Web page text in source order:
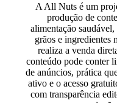
A All Nuts é um
produção de
alimentação
grãos e ingredientes
realiza a venda
conteúdo pode conter
de anúncios, prática
ativo e o acesso
com transparência